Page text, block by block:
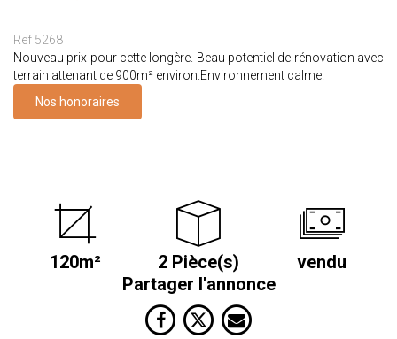
Ref 5268
Nouveau prix pour cette longère. Beau potentiel de rénovation avec
terrain attenant de 900m² environ.Environnement calme.
Nos honoraires
120m² 2 Pièce(s)
vendu
Partager l'annonce